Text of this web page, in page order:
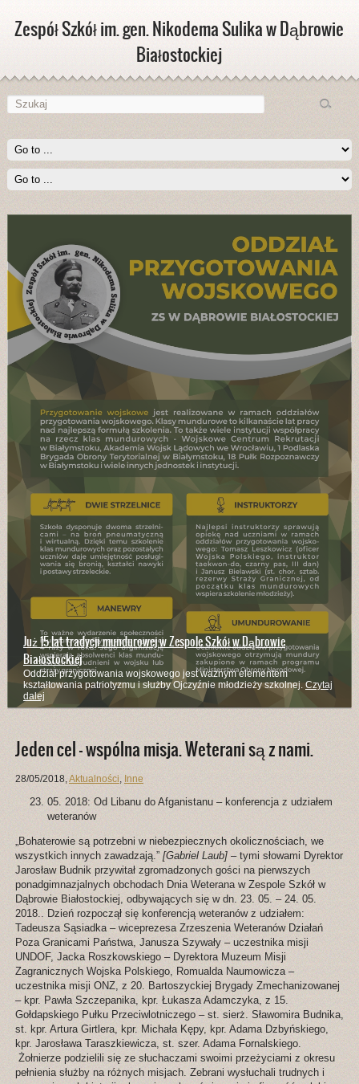
Zespół Szkół im. gen. Nikodema Sulika w Dąbrowie
Białostockiej
Już 15 lat tradycji mundurowej w Zespole Szkół w Dąbrowie
Białostockiej
Oddział przygotowania wojskowego jest ważnym elementem
kształtowania patriotyzmu i służby Ojczyźnie młodzieży szkolnej. Czytaj
dalej
Jeden cel – wspólna misja. Weterani są z nami.
28/05/2018,Aktualności, Inne
05. 2018: Od Libanu do Afganistanu – konferencja z udziałem
weteranów
„Bohaterowie są potrzebni w niebezpiecznych okolicznościach, we
wszystkich innych zawadzają.” [Gabriel Laub]– tymi słowami Dyrektor
Jarosław Budnik przywitał zgromadzonych gości na pierwszych
ponadgimnazjalnych obchodach Dnia Weterana w Zespole Szkół w
Dąbrowie Białostockiej, odbywających się w dn. 23. 05. – 24. 05.
2018.. Dzień rozpoczął się konferencją weteranów z udziałem:
Tadeusza Sąsiadka – wiceprezesa Zrzeszenia Weteranów Działań
Poza Granicami Państwa, Janusza Szywały – uczestnika misji
UNDOF, Jacka Roszkowskiego – Dyrektora Muzeum Misji
Zagranicznych Wojska Polskiego, Romualda Naumowicza –
uczestnika misji ONZ, z 20. Bartoszyckiej Brygady Zmechanizowanej
– kpr. Pawła Szczepanika, kpr. Łukasza Adamczyka, z 15.
Gołdapskiego Pułku Przeciwlotniczego – st. sierż. Sławomira Budnika,
st. kpr. Artura Girtlera, kpr. Michała Kępy, kpr. Adama Dzbyńskiego,
kpr. Jarosława Taraszkiewicza, st. szer. Adama Fornalskiego.
Żołnierze podzielili się ze słuchaczami swoimi przeżyciami z okresu
pełnienia służby na różnych misjach. Zebrani wysłuchali trudnych i